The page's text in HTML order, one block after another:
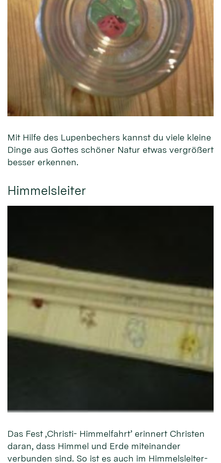
Mit Hilfe des Lupenbechers kannst du viele kleine
Dinge aus Gottes schöner Natur etwas vergrößert
besser erkennen.
Himmelsleiter
Das Fest ‚Christi- Himmelfahrt’ erinnert Christen
daran, dass Himmel und Erde miteinander
verbunden sind. So ist es auch im Himmelsleiter-